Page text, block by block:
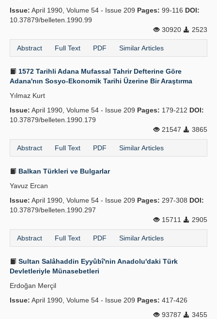
Issue: April 1990, Volume 54 - Issue 209 Pages: 99-116 DOI:
10.37879/belleten.1990.99
30920
2523
Abstract Full Text PDF Similar Articles
1572 Tarihli Adana Mufassal Tahrir Defterine Göre
Adana'nın Sosyo-Ekonomik Tarihi Üzerine Bir Araştırma
Yılmaz Kurt
Issue: April 1990, Volume 54 - Issue 209 Pages: 179-212 DOI:
10.37879/belleten.1990.179
21547
3865
Abstract Full Text PDF Similar Articles
Balkan Türkleri ve Bulgarlar
Yavuz Ercan
Issue: April 1990, Volume 54 - Issue 209 Pages: 297-308 DOI:
10.37879/belleten.1990.297
15711
2905
Abstract Full Text PDF Similar Articles
Sultan Salâhaddin Eyyûbî'nin Anadolu'daki Türk
Devletleriyle Münasebetleri
Erdoğan Merçil
Issue: April 1990, Volume 54 - Issue 209 Pages: 417-426
93787
3455